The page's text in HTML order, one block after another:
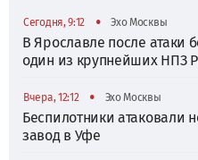
Сегодня, 9:12 • Эхо Москвы
В Ярославле после атаки
один из крупнейших НПЗ
Вчера, 12:12 • Эхо Москвы
Беспилотники
завод в Уфе